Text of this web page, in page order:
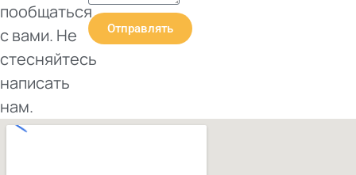
пообщаться
с вами. Не
стесняйтесь
написать
нам.
Отправлять